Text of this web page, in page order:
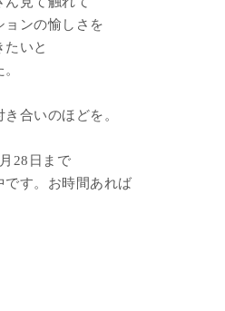
ョンの愉しさを
いと
合いのほどを。
28日まで
です。お時間あれば